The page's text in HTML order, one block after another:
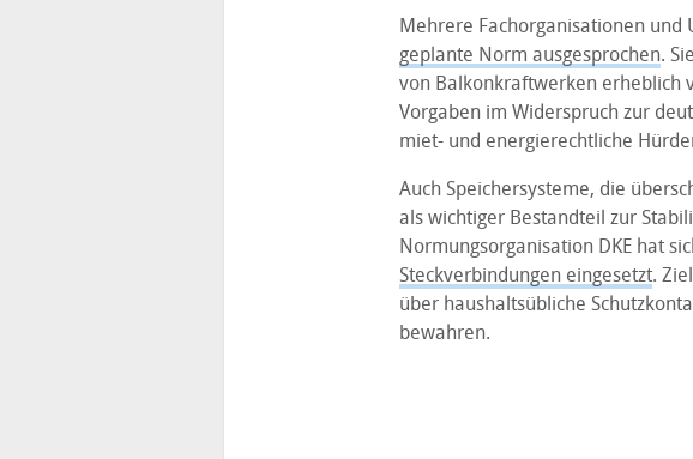
Mehrere Fachorganisationen und
geplante Norm ausgesprochen.
von Balkonkraftwerken erheblich
Vorgaben im Widerspruch zur
miet- und energierechtliche
Auch Speichersysteme, die
als wichtiger Bestandteil zur
Normungsorganisation DKE hat
Steckverbindungen eingesetzt.
über haushaltsübliche
bewahren.